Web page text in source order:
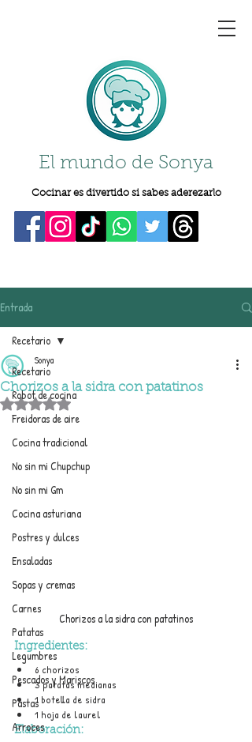
El mundo de Sonya
Cocinar es divertido si sabes aderezarlo
Entrada
Recetario
Robot de cocina
Freidoras de aire
Cocina tradicional
No sin mi Chupchup
No sin mi Gm
Cocina asturiana
Postres y dulces
Ensaladas
Sopas y cremas
Carnes
Patatas
Legumbres
Pescados y Mariscos
Pastas
Arroces
Recetario
Chorizos a la sidra con patatinos
Sonya
Obtuvo NaN de 5 estrellas.
Chorizos a la sidra con patatinos
Ingredientes:
6 chorizos
3 patatas medianas
1 botella de sidra
1 hoja de laurel
Elaboración: